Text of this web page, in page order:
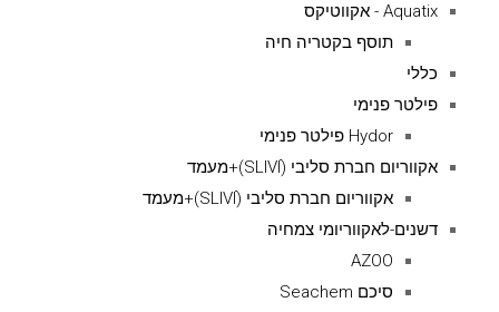
Aquatix - אקווטיקס
תוסף בקטריה חיה
כללי
פילטר פנימי
Hydor פילטר פנימי
אקווריום חברת סליבי (SLIVIׂׂ)+מעמד
אקווריום חברת סליבי (SLIVIׂׂ)+מעמד
דשנים-לאקווריומי צמחיה
AZOO
סיכם Seachem